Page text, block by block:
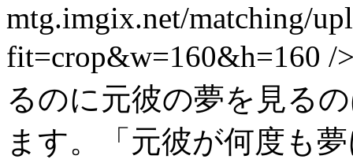
mtg.imgix.net/matching/
fit=crop&w=160&h=160
るのに元彼の夢を見る
ます。「元彼が何度も